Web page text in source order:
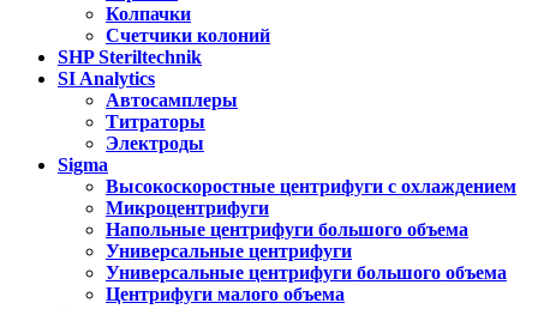
Колпачки
Счетчики колоний
SHP Steriltechnik
SI Analytics
Автосамплеры
Титраторы
Электроды
Sigma
Высокоскоростные центрифуги с охлаждением
Микроцентрифуги
Напольные центрифуги большого объема
Универсальные центрифуги
Универсальные центрифуги большого объема
Центрифуги малого объема